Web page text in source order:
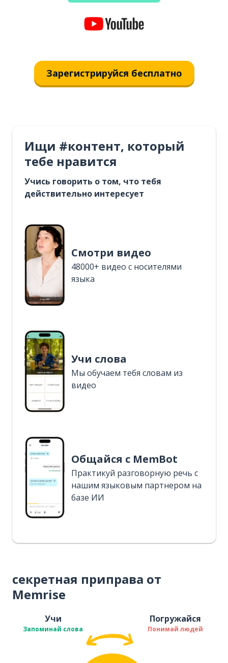
Зарегистрируйся бесплатно
Ищи #контент, который
тебе нравится
Учись говорить о том, что тебя
действительно интересует
Смотри видео
48000+ видео с носителями
языка
Учи слова
Мы обучаем тебя словам из
видео
Общайся с MemBot
Практикуй разговорную речь с
нашим языковым партнером на
базе ИИ
секретная приправа от
Memrise
Учи
Запоминай слова
Погружайся
Понимай людей